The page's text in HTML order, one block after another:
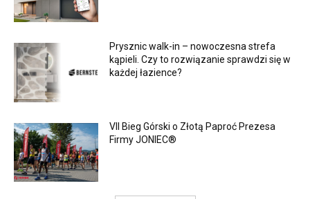
Prysznic walk-in – nowoczesna strefa
kąpieli. Czy to rozwiązanie sprawdzi się w
każdej łazience?
VII Bieg Górski o Złotą Paproć Prezesa
Firmy JONIEC®